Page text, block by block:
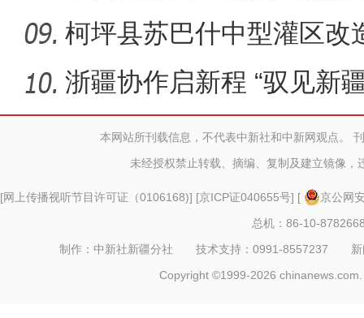
柯坪县苏巴什中型灌区改
浙疆协作启新程 “驭见新
务体本网站所刊载信息，不代表中新社和中新网观点。
未经授权禁止转载、摘编、复制及建立镜像，
[网上传播视听节目许可证（0106168)] [京ICP证040655号] [
京公网
总机：86-10-
制作：中新社新疆分社 技术支持：0991-8557237
Copyright ©1999-2026